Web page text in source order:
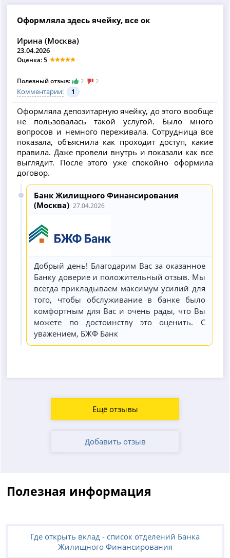
Оформляла здесь ячейку, все ок
Ирина (Москва)
23.04.2026
Оценка: 5
Полезный отзыв: 2 2
Комментарии: 1
Оформляла депозитарную ячейку, до этого вообще
не пользовалась такой услугой. Было много
вопросов и немного переживала. Сотрудница все
показала, объяснила как проходит доступ, какие
правила. Даже провели внутрь и показали как все
выглядит. После этого уже спокойно оформила
договор.
Банк Жилищного Финансирования
(Москва) 27.04.2026
Добрый день! Благодарим Вас за оказанное
Банку доверие и положительный отзыв. Мы
всегда прикладываем максимум усилий для
того, чтобы обслуживание в банке было
комфортным для Вас и очень рады, что Вы
можете по достоинству это оценить. С
уважением, БЖФ Банк
Ещё отзывы
Добавить отзыв
Полезная информация
Где открыть вклад - список отделений Банка
Жилищного Финансирования